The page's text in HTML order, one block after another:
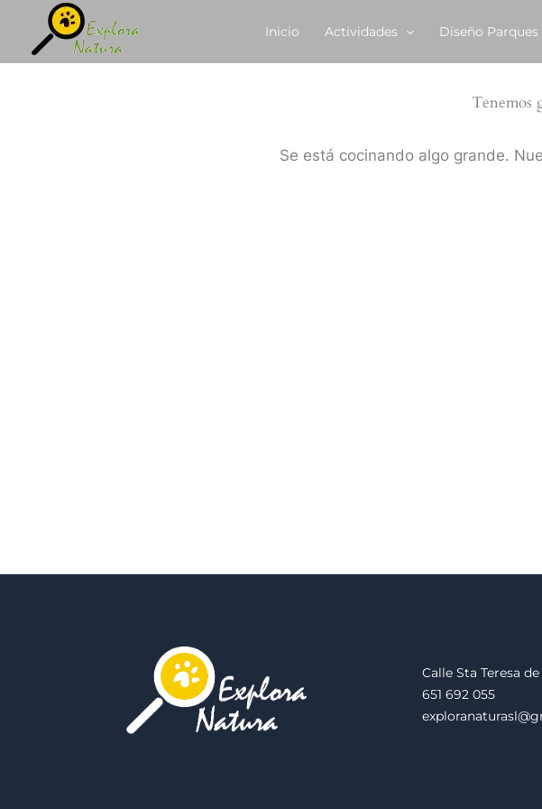
contenido
contenido
Inicio Actividades Diseño
Tenemos
Se está cocinando algo grande.
Calle Sta Teresa
651 692 055